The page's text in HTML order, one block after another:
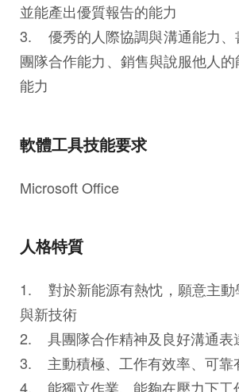
並能產出優質報告的能力
3. 優秀的人際協調與溝通能力、
團隊合作能力、銷售與說服他人
能力
軟體工具技能要求
Microsoft Office
人格特質
1. 對於新能源有熱忱，願意主動
與新技術
2. 具團隊合作精神及良好溝通表
3. 主動積極、工作有效率、可靠
4. 能獨立作業、能夠在壓力下工